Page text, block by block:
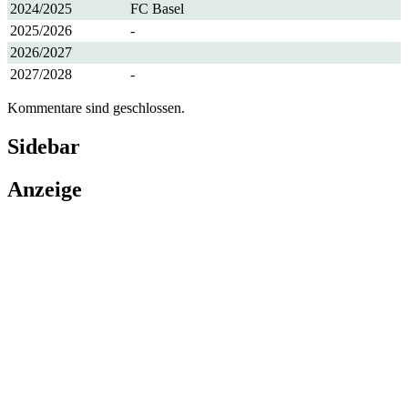
2024/2025
FC Basel
2025/2026
-
2026/2027
2027/2028
-
Kommentare sind geschlossen.
Sidebar
Anzeige